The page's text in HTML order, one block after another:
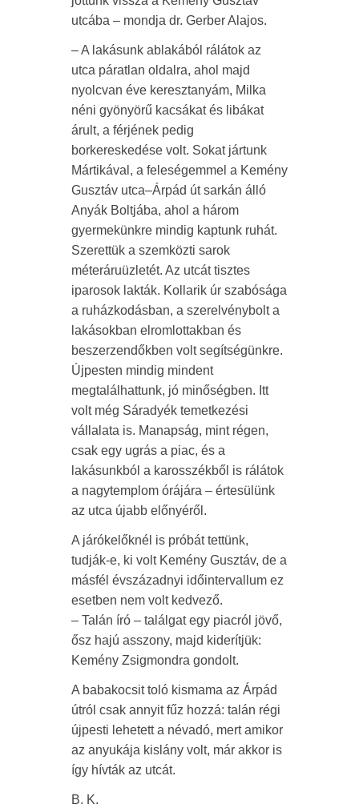
utcába – mondja dr. Gerber Alajos.
– A lakásunk ablakából rálátok az
utca páratlan oldalra, ahol majd
nyolcvan éve keresztanyám, Milka
néni gyönyörű kacsákat és libákat
árult, a férjének pedig
borkereskedése volt. Sokat jártunk
Mártikával, a feleségemmel a Kemény
Gusztáv utca–Árpád út sarkán álló
Anyák Boltjába, ahol a három
gyermekünkre mindig kaptunk ruhát.
Szerettük a szemközti sarok
méteráruüzletét. Az utcát tisztes
iparosok lakták. Kollarik úr szabósága
a ruházkodásban, a szerelvénybolt a
lakásokban elromlottakban és
beszerzendőkben volt segítségünkre.
Újpesten mindig mindent
megtalálhattunk, jó minőségben. Itt
volt még Sáradyék temetkezési
vállalata is. Manapság, mint régen,
csak egy ugrás a piac, és a
lakásunkból a karosszékből is rálátok
a nagytemplom órájára – értesülünk
az utca újabb előnyéről.
A járókelőknél is próbát tettünk,
tudják-e, ki volt Kemény Gusztáv, de a
másfél évszázadnyi időintervallum ez
esetben nem volt kedvező.
– Talán író – találgat egy piacról jövő,
ősz hajú asszony, majd kiderítjük:
Kemény Zsigmondra gondolt.
A babakocsit toló kismama az Árpád
útról csak annyit fűz hozzá: talán régi
újpesti lehetett a névadó, mert amikor
az anyukája kislány volt, már akkor is
így hívták az utcát.
B. K.